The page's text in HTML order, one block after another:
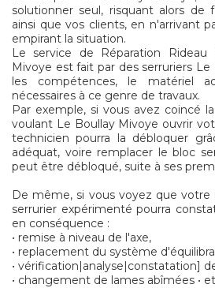
solutionner seul, risquant alors de
ainsi que vos clients, en n'arrivant
empirant la situation.
Le service de Réparation Rideau
Mivoye est fait par des serruriers
les compétences, le matériel
nécessaires à ce genre de travaux.
Par exemple, si vous avez coincé
voulant Le Boullay Mivoye ouvrir
technicien pourra la débloquer
adéquat, voire remplacer le bloc
peut être débloqué, suite à ses
De même, si vous voyez que votre
serrurier expérimenté pourra
en conséquence :
• remise à niveau de l'axe,
• replacement du système
• vérification|analyse|constatation]
• changement de lames abîmées •